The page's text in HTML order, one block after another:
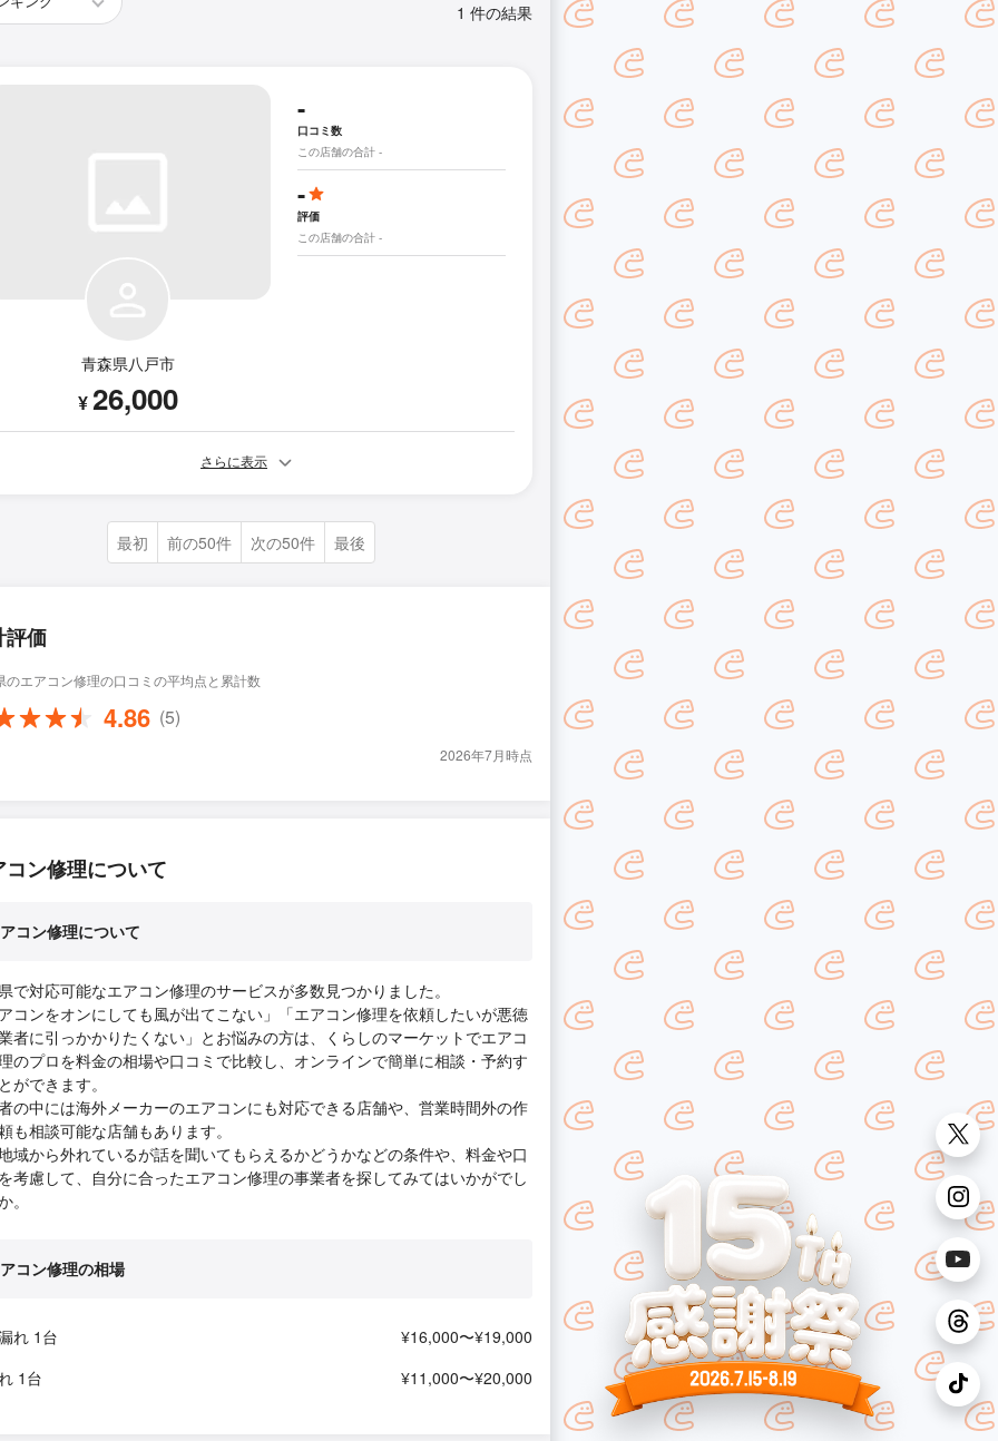
1 件の結果
青森県八戸市
¥26,000
-
口コミ数
この店舗の合計 -
-
評価
この店舗の合計 -
さらに表示
最初 前の50件 次の50件 最後
評価
のエアコン修理の口コミの平均点と累計数
4.86 (5)
2026年7月時点
コン修理について
コン修理について
で対応可能なエアコン修理のサービスが多数見つかりました。
コンをオンにしても風が出てこない」「エアコン修理を依頼したいが悪徳
者に引っかかりたくない」とお悩みの方は、くらしのマーケットでエアコ
のプロを料金の相場や口コミで比較し、オンラインで簡単に相談・予約す
ができます。
の中には海外メーカーのエアコンにも対応できる店舗や、営業時間外の作
も相談可能な店舗もあります。
域から外れているが話を聞いてもらえるかどうかなどの条件や、料金や口
考慮して、自分に合ったエアコン修理の事業者を探してみてはいかがでし
。
コン修理の相場
れ 1台
¥16,000〜¥19,000
1台
¥11,000〜¥20,000